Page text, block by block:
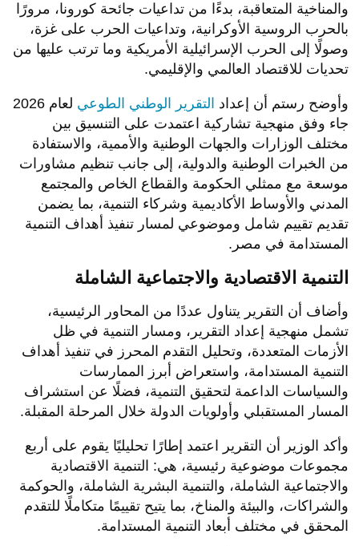
والمناخية المتعاقبة، بدءًا من تداعيات جائحة كورونا، مرورًا
بالحرب الروسية الأوكرانية، وتداعيات الحرب على غزة،
وصولًا إلى الحرب الإسرائيلية الأمريكية وما ترتب عليها من
تحديات للاقتصاد العالمي والإقليمي.
وأوضح رستم أن إعداد التقرير الوطني الطوعي
لعام 2026
جاء وفق منهجية تشاركية اعتمدت على التنسيق بين
مختلف الوزارات والجهات الوطنية والأممية، والاستفادة
من الخبرات الوطنية والدولية، إلى جانب تنظيم مشاورات
موسعة مع ممثلي الحكومة والقطاع الخاص والمجتمع
المدني والأوساط الأكاديمية وشركاء التنمية، بما يضمن
تقديم تقييم شامل وموضوعي لمسار تنفيذ أهداف التنمية
المستدامة في مصر.
التنمية الاقتصادية والاجتماعية الشاملة
وأضاف أن التقرير يتناول عددًا من المحاور الرئيسية،
تشمل منهجية إعداد التقرير، ومسار التنمية في ظل
الأزمات المتعددة، وتحليل التقدم المحرز في تنفيذ أهداف
التنمية المستدامة، واستعراض أبرز الممارسات
والسياسات الداعمة لتحقيق التنمية، فضلًا عن استشراف
المسار المستقبلي وأولويات الدولة خلال المرحلة المقبلة.
وأكد الوزير أن التقرير اعتمد إطارًا تحليليًا يقوم على أربع
مجموعات موضوعية رئيسية، هي: التنمية الاقتصادية
والاجتماعية الشاملة، والتنمية البشرية الشاملة، والحوكمة
والشراكات، والبيئة والمناخ، بما يتيح تقييمًا متكاملًا للتقدم
المحقق في مختلف أبعاد التنمية المستدامة.